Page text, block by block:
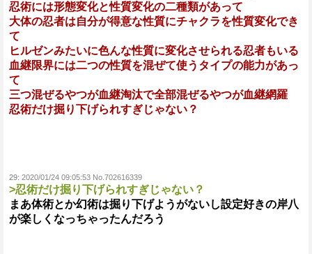
忍術には形態変化と性質変化の二種類があって
大体の忍者は自分が得意な性質にチャクラを性質変化でき
て
ヒルゼンみたいに色んな性質に変化させられる忍者もいる
血継限界には二つの性質を混ぜて使うタイプの能力があっ
て
三つ混ぜるやつが血継淘汰で全部混ぜるやつが血継網羅
忍術だけ掘り下げられすぎじゃない？
29: 2020/01/24 09:05:53 No.702616339
>忍術だけ掘り下げられすぎじゃない？
まあ体術とか幻術は掘り下げようがないし設定好きの岸八
が楽しくなっちゃったんだろう